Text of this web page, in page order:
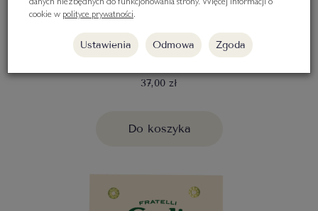
Glazura z octu balsamicznego MODENA
IGP BIO 250ml, Carli
37,00 zł
Do koszyka
danych niezbędnych do funkcjonowania strony. Więcej informacji o
cookie w polityce prywatności.
Ustawienia Odmowa Zgoda